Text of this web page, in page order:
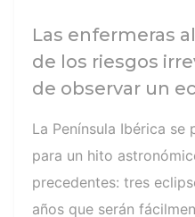
Las enfermeras
de los riesgos
de observar un
retinopatía solar
mayor de los
La Península Ibérica se
para un hito
precedentes: tres
años que serán